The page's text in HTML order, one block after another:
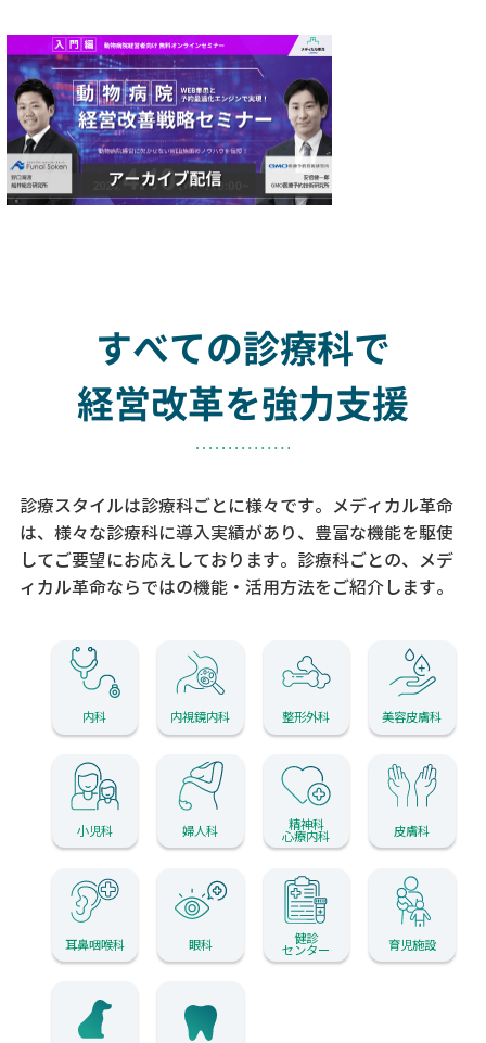
すべての診療科で
経営改革を強力支援
診療スタイルは診療科ごとに様々です。メディカル革命
は、様々な診療科に導入実績があり、 豊富な機能を駆使
してご要望にお応えしております。 診療科ごとの、メデ
ィカル革命ならではの機能・活用方法をご紹介します。
内科 内視鏡内科 整形外科 美容皮膚科
小児科 婦人科 精神科
心療内科 皮膚科
耳鼻咽喉科 眼科 健診
センター 育児施設